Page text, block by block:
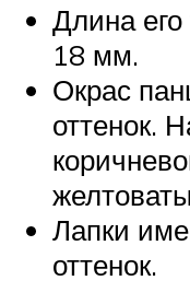
Длина его
18 мм.
Окрас
оттенок.
Лапки
оттенок.